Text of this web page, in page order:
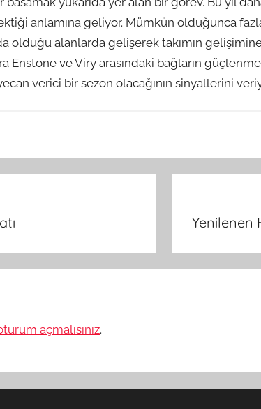
anlamına geliyor. Mümkün olduğunca
olduğu alanlarda gelişerek takımın
Enstone ve Viry arasındaki bağların
verici bir sezon olacağının sinyallerini
Yenilenen
açmalısınız.